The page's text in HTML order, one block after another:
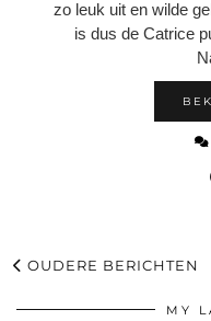
zo leuk uit en wilde
is dus de Catrice
OUDERE BERICHTEN
MY